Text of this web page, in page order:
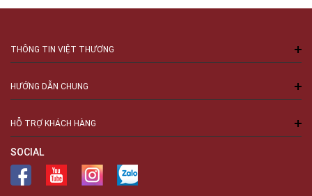
THÔNG TIN VIỆT THƯƠNG
HƯỚNG DẪN CHUNG
HỖ TRỢ KHÁCH HÀNG
SOCIAL